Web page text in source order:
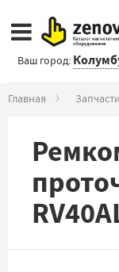
Ваш город:
Главная